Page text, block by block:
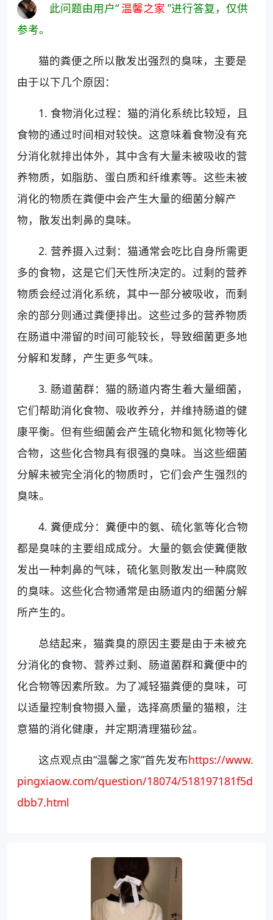
此问题由用户“温馨之家 ”进行答复，仅供
参考。
猫的粪便之所以散发出强烈的臭味，主要是
由于以下几个原因：
1. 食物消化过程：猫的消化系统比较短，且
食物的通过时间相对较快。这意味着食物没有充
分消化就排出体外，其中含有大量未被吸收的营
养物质，如脂肪、蛋白质和纤维素等。这些未被
消化的物质在粪便中会产生大量的细菌分解产
物，散发出刺鼻的臭味。
2. 营养摄入过剩：猫通常会吃比自身所需更
多的食物，这是它们天性所决定的。过剩的营养
物质会经过消化系统，其中一部分被吸收，而剩
余的部分则通过粪便排出。这些过多的营养物质
在肠道中滞留的时间可能较长，导致细菌更多地
分解和发酵，产生更多气味。
3. 肠道菌群：猫的肠道内寄生着大量细菌，
它们帮助消化食物、吸收养分，并维持肠道的健
康平衡。但有些细菌会产生硫化物和氮化物等化
合物，这些化合物具有很强的臭味。当这些细菌
分解未被完全消化的物质时，它们会产生强烈的
臭味。
4. 糞便成分：糞便中的氨、硫化氢等化合物
都是臭味的主要组成成分。大量的氨会使糞便散
发出一种刺鼻的气味，硫化氢则散发出一种腐败
的臭味。这些化合物通常是由肠道内的细菌分解
所产生的。
总结起来，猫粪臭的原因主要是由于未被充
分消化的食物、营养过剩、肠道菌群和糞便中的
化合物等因素所致。为了减轻猫粪便的臭味，可
以适量控制食物摄入量，选择高质量的猫粮，注
意猫的消化健康，并定期清理猫砂盆。
这点观点由“温馨之家”首先发布https://www.
pingxiaow.com/question/18074/518197181f5d
dbb7.html